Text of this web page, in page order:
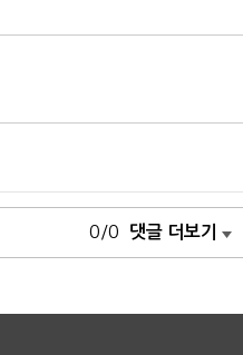
0/0 댓글 더보기